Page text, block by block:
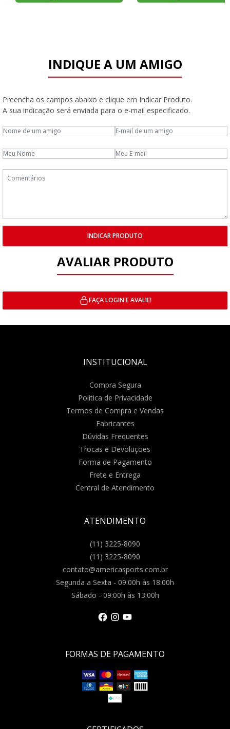
INDIQUE A UM AMIGO
Preencha os campos abaixo e clique em Indicar Produto.
A sua indicação será enviada para o e-mail especificado.
INDICAR PRODUTO
AVALIAR PRODUTO
FAÇA LOGIN E AVALIE!
INSTITUCIONAL
Compra Segura
Politica de Privacidade
Termos de Compra e Vendas
Fabricantes
Dúvidas Frequentes
Trocas e Devoluções
Forma de Pagamento
Frete e Entrega
Central de Atendimento
ATENDIMENTO
(11) 3225-8090
(11) 3225-8090
contato@americasports.com.br
Segunda a Sexta - 09:00h às 18:00h
Sábado - 09:00h às 13:00h
FORMAS DE PAGAMENTO